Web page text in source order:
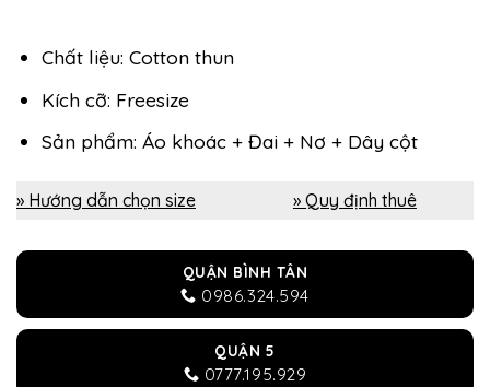
Chất liệu: Cotton thun
Kích cỡ: Freesize
Sản phẩm: Áo khoác + Đai + Nơ + Dây cột
» Hướng dẫn chọn size » Quy định thuê
QUẬN BÌNH TÂN
0986.324.594
QUẬN 5
0777.195.929